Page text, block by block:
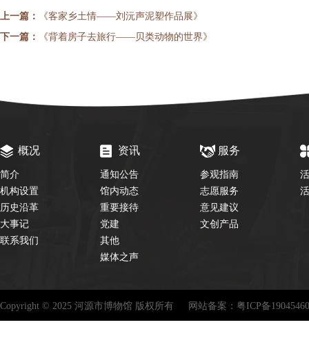
上一篇：
《客家乡土情——刘沅声泥塑作品展》
下一篇：
《背着房子去旅行——贝类动物的世界》
概况
简介
机构设置
历史沿革
大事记
联系我们
资讯
通知公告
馆内动态
重要接待
党建
其他
媒体之声
服务
参观指南
志愿服务
意见建议
文创产品
Copyright © 2025 河源市博物馆 版权所有 网站备案： 粤ICP备